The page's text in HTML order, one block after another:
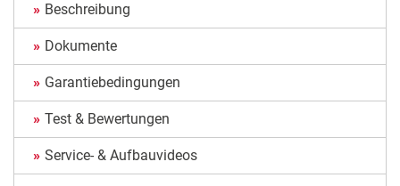
Beschreibung
Dokumente
Garantiebedingungen
Test & Bewertungen
Service- & Aufbauvideos